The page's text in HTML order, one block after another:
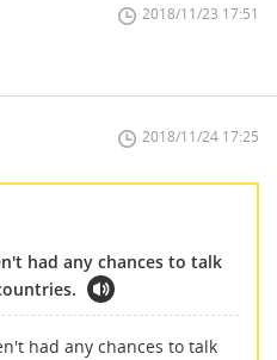
2018/11/23 17:51
2018/11/24 17:25
had any chances to talk
had any chances to talk